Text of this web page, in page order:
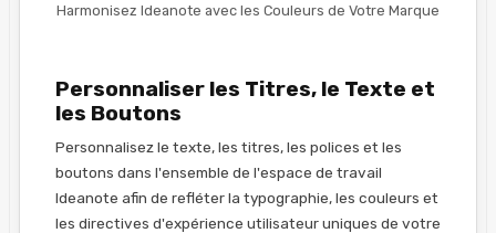
Harmonisez Ideanote avec les Couleurs de Votre Marque
Personnaliser les Titres, le Texte et
les Boutons
Personnalisez le texte, les titres, les polices et les
boutons dans l'ensemble de l'espace de travail
Ideanote afin de refléter la typographie, les couleurs et
les directives d'expérience utilisateur uniques de votre